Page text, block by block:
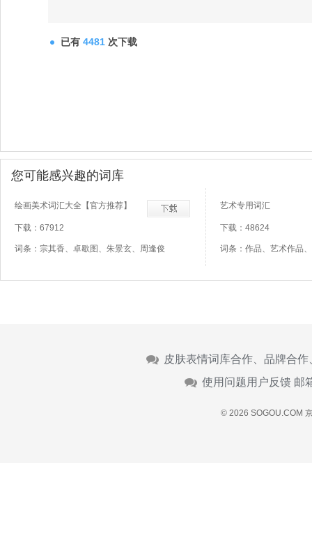
已有 4481 次下载
您可能感兴趣的词库
绘画美术词汇大全【官方推荐】
下载：67912
词条：宗其香、卓歇图、朱景玄、周逢俊
艺术专用词汇
下载：48624
词条：作品、艺术作品
皮肤表情词库合作、品牌合
使用问题用户反馈 邮
© 2026 SOGOU.COM